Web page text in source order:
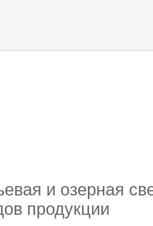
и озерная
продукции